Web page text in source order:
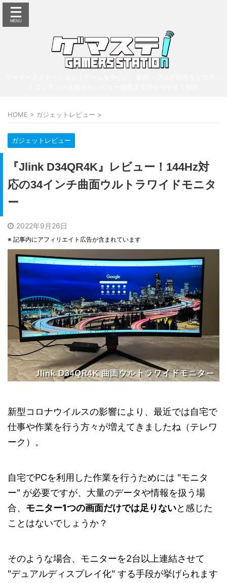
HOME > ガジェットレビュー >
ガジェットレビュー
『Jlink D34QR4K』レビュー！144Hz対
応の34インチ曲面ウルトラワイドモニタ
ー
2022年9月26日
※ 記事内にアフィリエイト広告が含まれています
新型コロナウイルスの影響により、最近では自宅で
仕事や作業を行う方々が増えてきましたね（テレワ
ーク）。
自宅でPCを利用した作業を行うためには "モニタ
ー" が必要ですが、大量のデータや情報を扱う場
合、 モニター1つの画面だけでは足りないと感じた
ことはないでしょうか？
そのような場合、モニターを2台以上連結させて
"デュアルディスプレイ化" する手段が挙げられます